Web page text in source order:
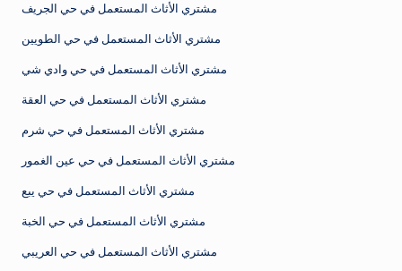
مشتري الأثاث المستعمل في حي الجريف
مشتري الأثاث المستعمل في حي الطويين
مشتري الأثاث المستعمل في حي وادي شي
مشتري الأثاث المستعمل في حي العقة
مشتري الأثاث المستعمل في حي شرم
مشتري الأثاث المستعمل في حي عين الغمور
مشتري الأثاث المستعمل في حي يبع
مشتري الأثاث المستعمل في حي الخبة
مشتري الأثاث المستعمل في حي العريبي